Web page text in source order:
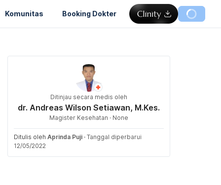
Komunitas Booking Dokter
Ditinjau secara medis oleh
dr. Andreas Wilson Setiawan, M.Kes.
Magister Kesehatan · None
Ditulis oleh Aprinda Puji · Tanggal diperbarui
12/05/2022